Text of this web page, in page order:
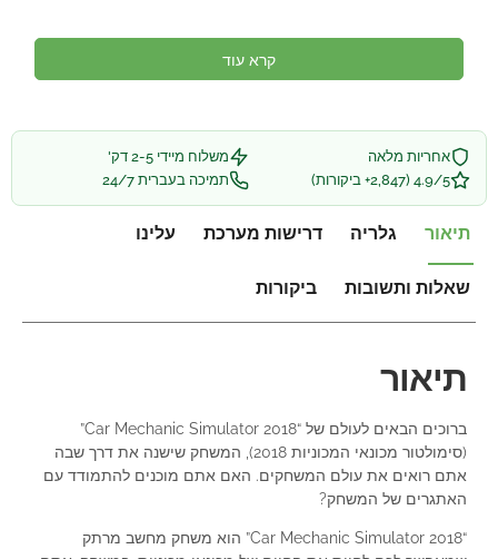
קרא עוד
אחריות מלאה
משלוח מיידי 2-5 דק'
4.9/5 (2,847+ ביקורות)
תמיכה בעברית 24/7
תיאור גלריה דרישות מערכת עלינו
שאלות ותשובות ביקורות
תיאור
ברוכים הבאים לעולם של “Car Mechanic Simulator 2018”
(סימולטור מכונאי המכוניות 2018), המשחק שישנה את דרך שבה
אתם רואים את עולם המשחקים. האם אתם מוכנים להתמודד עם
האתגרים של המשחק?
“Car Mechanic Simulator 2018” הוא משחק מחשב מרתק